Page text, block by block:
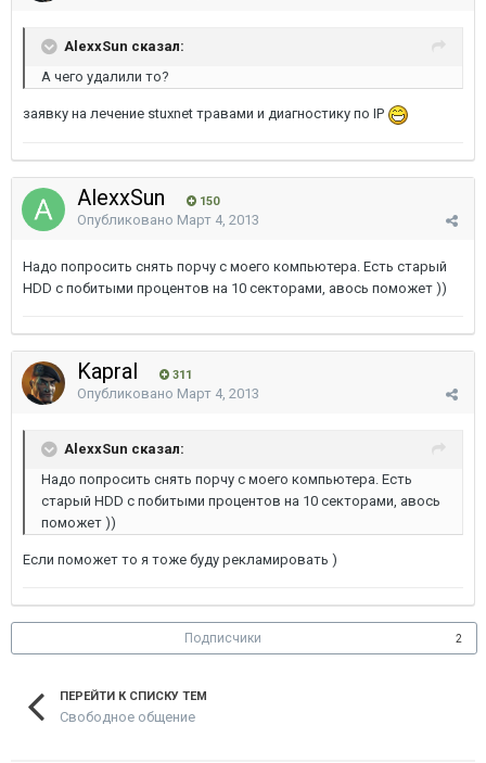
AlexxSun сказал:
А чего удалили то?
заявку на лечение stuxnet травами и диагностику по IP
AlexxSun 150
Опубликовано Март 4, 2013
Надо попросить снять порчу с моего компьютера. Есть старый
HDD с побитыми процентов на 10 секторами, авось поможет ))
Kapral 311
Опубликовано Март 4, 2013
AlexxSun сказал:
Надо попросить снять порчу с моего компьютера. Есть
старый HDD с побитыми процентов на 10 секторами, авось
поможет ))
Если поможет то я тоже буду рекламировать )
Подписчики 2
ПЕРЕЙТИ К СПИСКУ ТЕМ
Свободное общение